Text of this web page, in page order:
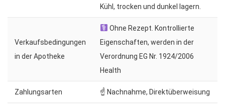
Kühl, trocken und dunkel lagern.
Verkaufsbedingungen
in der Apotheke
Ohne Rezept. Kontrollierte
Eigenschaften, werden in der
Verordnung EG Nr. 1924/2006
Health
Zahlungsarten ☝ Nachnahme, Direktüberweisung